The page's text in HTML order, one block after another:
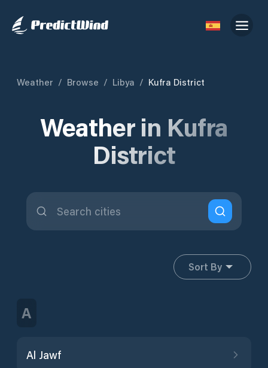
Weather / Browse / Libya / Kufra District
Weather in Kufra
District
Sort By
A
Al Jawf